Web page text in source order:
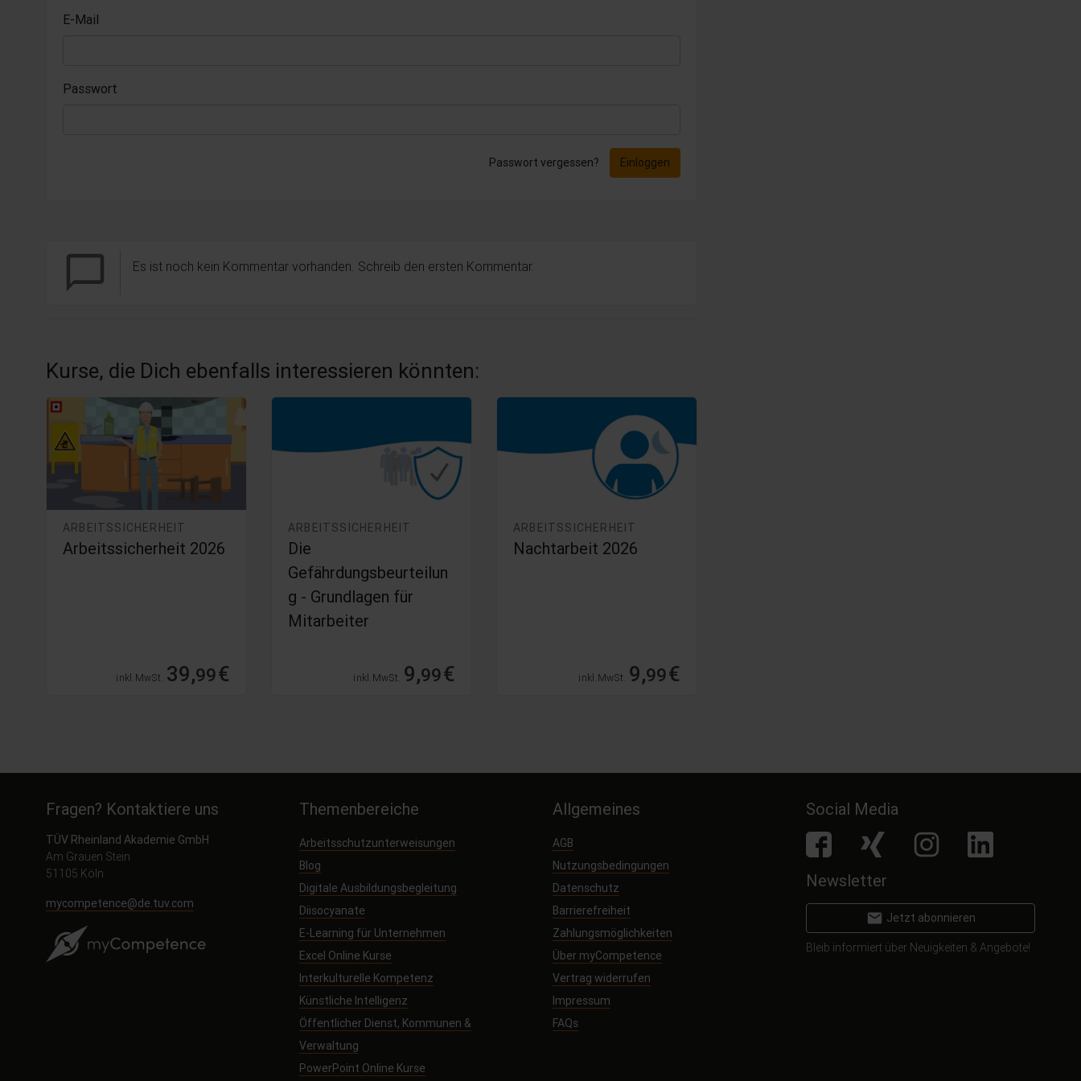
E-Mail
Passwort
Passwort vergessen? Einloggen
chat_bubble_outline Es ist noch kein Kommentar vorhanden. Schreib den ersten Kommentar.
Kurse, die Dich ebenfalls interessieren könnten:
ARBEITSSICHERHEIT
Arbeitssicherheit 2026
inkl. MwSt. 39,99€
ARBEITSSICHERHEIT
Die
Gefährdungsbeurteilun
g - Grundlagen für
Mitarbeiter
inkl. MwSt. 9,99€
ARBEITSSICHERHEIT
Nachtarbeit 2026
inkl. MwSt. 9,99€
Fragen? Kontaktiere uns
TÜV Rheinland Akademie GmbH
Am Grauen Stein
51105 Köln
mycompetence@de.tuv.com
Themenbereiche
Arbeitsschutzunterweisungen
Blog
Digitale Ausbildungsbegleitung
Diisocyanate
E-Learning für Unternehmen
Excel Online Kurse
Interkulturelle Kompetenz
Künstliche Intelligenz
Öffentlicher Dienst, Kommunen &
Verwaltung
PowerPoint Online Kurse
Allgemeines
AGB
Nutzungsbedingungen
Datenschutz
Barrierefreiheit
Zahlungsmöglichkeiten
Über myCompetence
Vertrag widerrufen
Impressum
FAQs
Social Media
facebook Xing Instagram LinkedIn
Newsletter
email Jetzt abonnieren
Bleib informiert über Neuigkeiten & Angebote!